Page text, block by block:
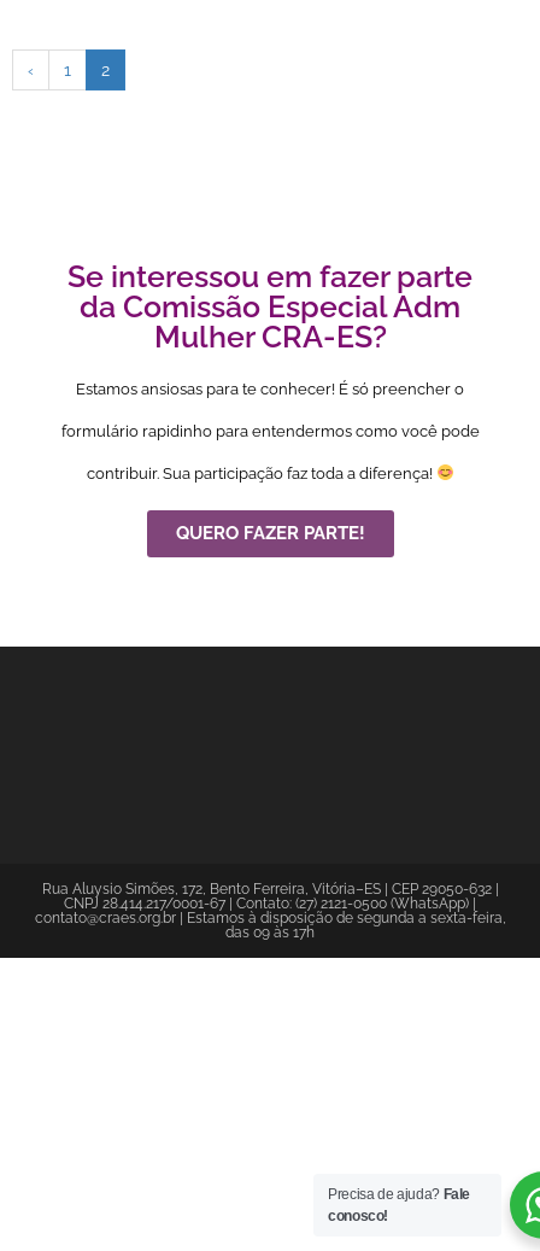
‹ 1 2
Se interessou em fazer parte
da Comissão Especial Adm
Mulher CRA-ES?
Estamos ansiosas para te conhecer! É só preencher o
formulário rapidinho para entendermos como você pode
contribuir. Sua participação faz toda a diferença!
QUERO FAZER PARTE!
Rua Aluysio Simões, 172, Bento Ferreira, Vitória–ES | CEP 29050-632 |
CNPJ 28.414.217/0001-67 | Contato: (27) 2121-0500 (WhatsApp) |
contato@craes.org.br | Estamos à disposição de segunda a sexta-feira,
das 09 às 17h
Precisa de ajuda? Fale
conosco!